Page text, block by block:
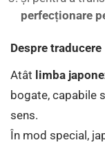
perfecționare
Despre traducere
Atât limba
bogate, capabile
sens.
În mod special,